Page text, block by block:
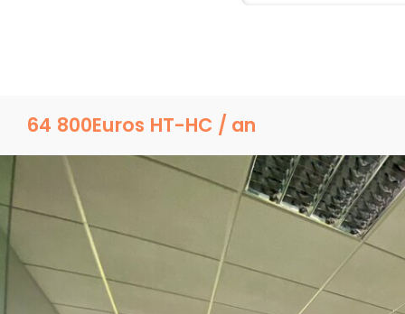
64 800Euros HT-HC / an